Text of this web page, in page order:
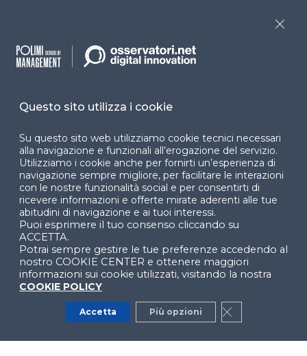
accessibilità
Facebook LinkedIn
YouTube X
© 2024 Copyright © Politecnico di Milano Dipartimento
di Ingegneria Gestionale
Questo sito utilizza i cookie
Su questo sito web utilizziamo cookie tecnici necessari
alla navigazione e funzionali all’erogazione del servizio.
Utilizziamo i cookie anche per fornirti un’esperienza di
navigazione sempre migliore, per facilitare le interazioni
con le nostre funzionalità social e per consentirti di
ricevere informazioni e offerte mirate aderenti alle tue
abitudini di navigazione e ai tuoi interessi.
Puoi esprimere il tuo consenso cliccando su
ACCETTA.
Potrai sempre gestire le tue preferenze accedendo al
nostro COOKIE CENTER e ottenere maggiori
informazioni sui cookie utilizzati, visitando la nostra
COOKIE POLICY
Accetta Più opzioni Close GDPR